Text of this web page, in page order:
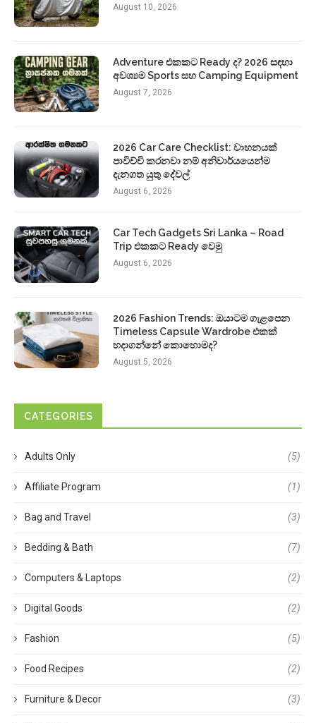
August 10, 2026
Adventure එකකට Ready ද? 2026 සඳහා
අවශ්‍යම Sports සහ Camping Equipment
August 7, 2026
2026 Car Care Checklist: වාහනයක්
පාවිච්චි කරනවා නම් අනිවාර්යයෙන්ම
දැනගත යුතු දේවල්
August 6, 2026
Car Tech Gadgets Sri Lanka – Road
Trip එකකට Ready වෙමු
August 6, 2026
2026 Fashion Trends: ඔයාටම ගැළපෙන
Timeless Capsule Wardrobe එකක්
හදාගන්නේ කොහොමද?
August 5, 2026
CATEGORIES
Adults Only (5)
Affiliate Program (1)
Bag and Travel (3)
Bedding & Bath (7)
Computers & Laptops (2)
Digital Goods (2)
Fashion (5)
Food Recipes (2)
Furniture & Decor (3)